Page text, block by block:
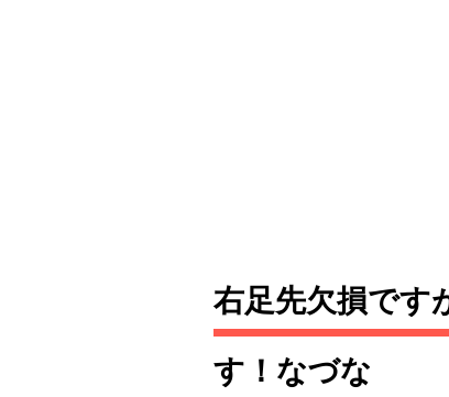
右足先欠損です
す！なづな